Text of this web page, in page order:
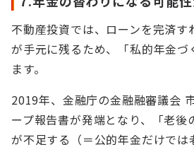
不動産投資では、ローンを完済す
が手元に残るため、「私的年金づ
ます。
2019年、金融庁の金融融審議会
ープ報告書が発端となり、「老
が不足する（＝公的年金だけでは